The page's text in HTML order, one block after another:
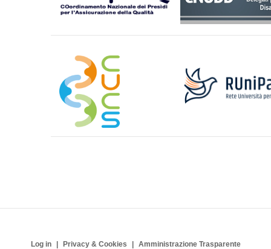
Log in Privacy & Cookies Amministrazione Trasparente